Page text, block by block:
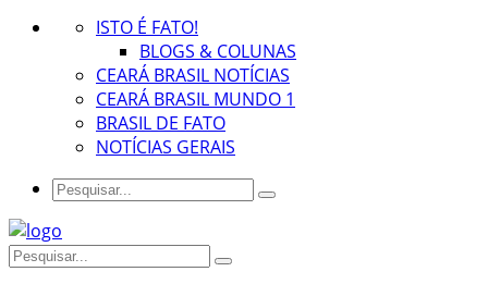
ISTO É FATO!
BLOGS & COLUNAS
CEARÁ BRASIL NOTÍCIAS
CEARÁ BRASIL MUNDO 1
BRASIL DE FATO
NOTÍCIAS GERAIS